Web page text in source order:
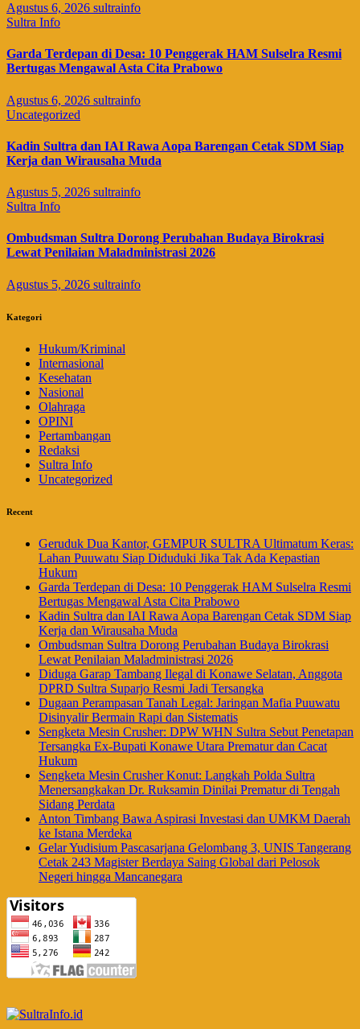
Agustus 6, 2026 sultrainfo
Sultra Info
Garda Terdepan di Desa: 10 Penggerak HAM Sulselra Resmi
Bertugas Mengawal Asta Cita Prabowo
Agustus 6, 2026 sultrainfo
Uncategorized
Kadin Sultra dan IAI Rawa Aopa Barengan Cetak SDM Siap
Kerja dan Wirausaha Muda
Agustus 5, 2026 sultrainfo
Sultra Info
Ombudsman Sultra Dorong Perubahan Budaya Birokrasi
Lewat Penilaian Maladministrasi 2026
Agustus 5, 2026 sultrainfo
Kategori
Hukum/Kriminal
Internasional
Kesehatan
Nasional
Olahraga
OPINI
Pertambangan
Redaksi
Sultra Info
Uncategorized
Recent
Geruduk Dua Kantor, GEMPUR SULTRA Ultimatum Keras:
Lahan Puuwatu Siap Diduduki Jika Tak Ada Kepastian
Hukum
Garda Terdepan di Desa: 10 Penggerak HAM Sulselra Resmi
Bertugas Mengawal Asta Cita Prabowo
Kadin Sultra dan IAI Rawa Aopa Barengan Cetak SDM Siap
Kerja dan Wirausaha Muda
Ombudsman Sultra Dorong Perubahan Budaya Birokrasi
Lewat Penilaian Maladministrasi 2026
Diduga Garap Tambang Ilegal di Konawe Selatan, Anggota
DPRD Sultra Suparjo Resmi Jadi Tersangka
Dugaan Perampasan Tanah Legal: Jaringan Mafia Puuwatu
Disinyalir Bermain Rapi dan Sistematis
Sengketa Mesin Crusher: DPW WHN Sultra Sebut Penetapan
Tersangka Ex-Bupati Konawe Utara Prematur dan Cacat
Hukum
Sengketa Mesin Crusher Konut: Langkah Polda Sultra
Menersangkakan Dr. Ruksamin Dinilai Prematur di Tengah
Sidang Perdata
Anton Timbang Bawa Aspirasi Investasi dan UMKM Daerah
ke Istana Merdeka
Gelar Yudisium Pascasarjana Gelombang 3, UNIS Tangerang
Cetak 243 Magister Berdaya Saing Global dari Pelosok
Negeri hingga Mancanegara